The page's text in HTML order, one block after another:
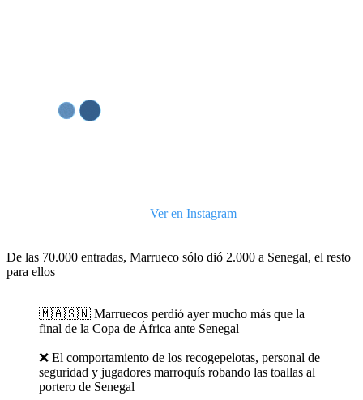
Ver en Instagram
De las 70.000 entradas, Marrueco sólo dió 2.000 a Senegal, el resto
para ellos
🇲🇦🇸🇳 Marruecos perdió ayer mucho más que la
final de la Copa de África ante Senegal
❌ El comportamiento de los recogepelotas, personal de
seguridad y jugadores marroquís robando las toallas al
portero de Senegal